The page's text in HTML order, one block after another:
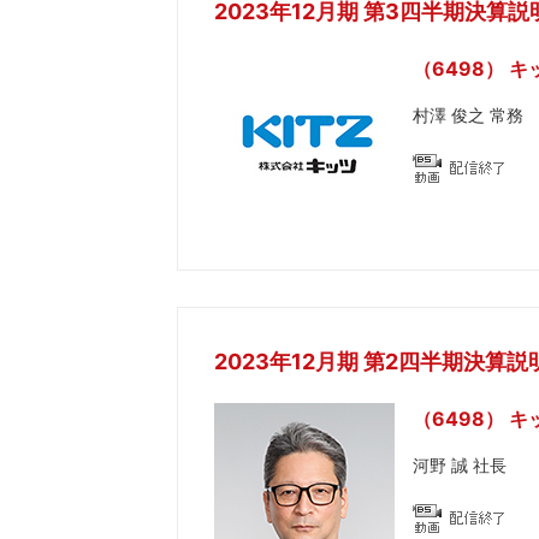
2023年12月期 第3四半期決算説
（6498） キ
村澤 俊之 常務
2023年12月期 第2四半期決算説
（6498） キ
河野 誠 社長